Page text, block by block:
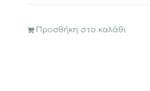
Προσθήκη στο καλάθι